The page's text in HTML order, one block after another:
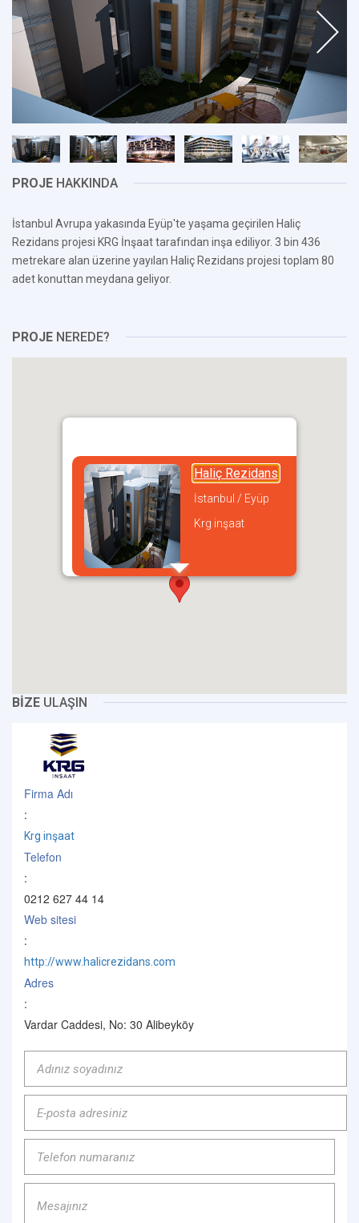
PROJE HAKKINDA
İstanbul Avrupa yakasında Eyüp'te yaşama geçirilen Haliç
Rezidans projesi KRG İnşaat tarafından inşa ediliyor. 3 bin 436
metrekare alan üzerine yayılan Haliç Rezidans projesi toplam 80
adet konuttan meydana geliyor.
PROJE NEREDE?
Haliç Rezidans
İstanbul / Eyüp
Krg inşaat
BİZE ULAŞIN
Firma Adı
:
Krg inşaat
Telefon
:
0212 627 44 14
Web sitesi
:
http://www.halicrezidans.com
Adres
:
Vardar Caddesi, No: 30 Alibeyköy